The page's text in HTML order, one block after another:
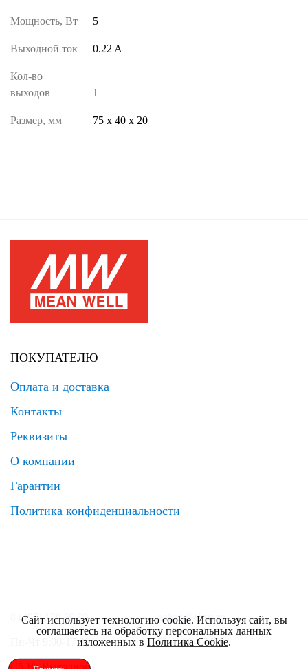
Мощность, Вт 5
Выходной ток 0.22 A
Кол-во
выходов
1
Размер, мм 75 х 40 х 20
ПОКУПАТЕЛЮ
Оплата и доставка
Контакты
Реквизиты
О компании
Гарантии
Политика конфиденциальности
8 (495) 120 69 99 zakaz@elrus.ru
Пн-Чт 9:00-17:30 Пт 9:00-17:00
Сайт использует технологию cookie. Используя сайт, вы
соглашаетесь на обработку персональных данных
изложенных в Политика Cookie.